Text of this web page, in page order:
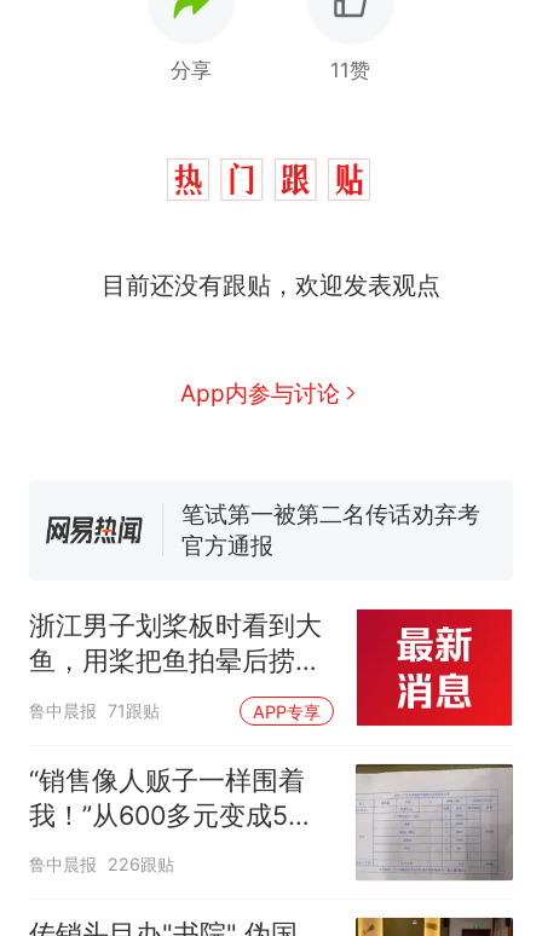
分享 11赞
目前还没有跟贴，欢迎发表观点
App内参与讨论
热
“不想干了特提出辞职”，疑
任院长一职，不清楚辞职信来
号，仅凭视频评出？中国烹饪
140多朵
美国渔民钓获鲨鱼徒手将其拽
回大海 目击者直呼震惊 （视频
惊艳！字都飘起来了 博主在田
间创作“悬浮字” 网友：真·裸眼
似南京大学数院院长辞职信流
传，院方回应：喻良教授已卸
任院长一职，不清楚辞职信来
源；曾用手绘图做头像
浙江男子划桨板时看到大
鱼，用桨把鱼拍晕后捞
起；当事人：鱼重7斤6
两，做成红烧辣子鱼块，
味道很好
鲁中晨报 71跟贴 APP专享
“销售像人贩子一样围着
我！”从600多元变成5万
元，57岁保洁阿姨做医美
糊
鲁中晨报 226跟贴